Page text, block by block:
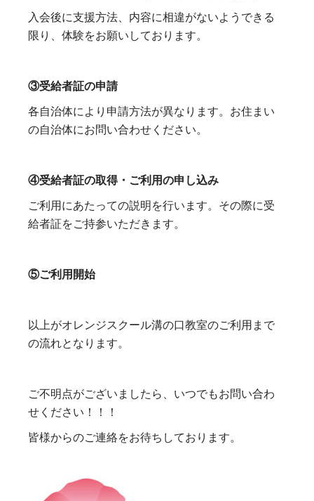
入会後に支援方法、内容に相違がないようできる
限り、体験をお願いしております。
③受給者証の申請
各自治体により申請方法が異なります。お住まい
の自治体にお問い合わせください。
④受給者証の取得・ご利用の申し込み
ご利用にあたっての説明を行います。その際に受
給者証をご持参いただきます。
⑤ご利用開始
以上がオレンジスクール溝の口教室のご利用まで
の流れとなります。
ご不明点がございましたら、いつでもお問い合わ
せください！！！
皆様からのご連絡をお待ちしております。